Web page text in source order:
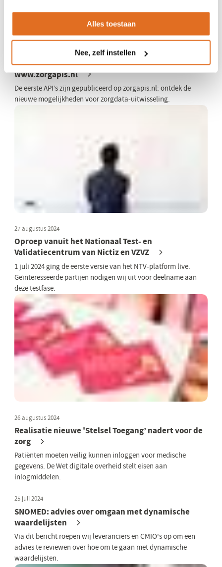
Alles toestaan
Nee, zelf instellen
De eerste API’s zijn gepubliceerd op
www.zorgapis.nl
De eerste API’s zijn gepubliceerd op zorgapis.nl: ontdek de
nieuwe mogelijkheden voor zorgdata-uitwisseling.
27 augustus 2024
Oproep vanuit het Nationaal Test- en
Validatiecentrum van Nictiz en VZVZ
1 juli 2024 ging de eerste versie van het NTV-platform live.
Geïnteresseerde partijen nodigen wij uit voor deelname aan
deze testfase.
26 augustus 2024
Realisatie nieuwe 'Stelsel Toegang’ nadert voor de
zorg
Patiënten moeten veilig kunnen inloggen voor medische
gegevens. De Wet digitale overheid stelt eisen aan
inlogmiddelen.
25 juli 2024
SNOMED: advies over omgaan met dynamische
waardelijsten
Via dit bericht roepen wij leveranciers en CMIO's op om een
advies te reviewen over hoe om te gaan met dynamische
waardelijsten.